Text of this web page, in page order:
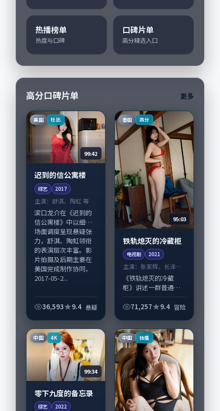
热播榜单
热度与口碑
口碑片单
高分精选入口
高分口碑片单 更多
美国 杜比
99:42
迟到的信公寓楼
综艺 2017
主演： 舒淇、陶虹 等
滨口龙介在《迟到的
信公寓楼》中以细腻
场面调度呈现悬疑张
力，舒淇、陶虹领衔
的表演层次丰富。影
片拍摄及后期主要在
美国完成制作协同，
2017-05-2...
36,593 9.4 悬疑
泰国 高分
95:03
铁轨熄灭的冷藏柜
电视剧 2021
主演： 张家辉、长泽雅
美 等
《铁轨熄灭的冷藏
柜》讲述一群普通人
写人生轨迹的故事，
导演贾樟柯擅长留白
叙事，张家辉、长泽
雅...
71,257 9.4 冒险
中国 4K
99:34
零下九度的备忘录
综艺 2022
中国 独播